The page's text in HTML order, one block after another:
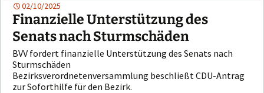
02/10/2025
Finanzielle Unterstützung des
Senats nach Sturmschäden
BVV fordert finanzielle Unterstützung des Senats nach
Sturmschäden
Bezirksverordnetenversammlung beschließt CDU-Antrag
zur Soforthilfe für den Bezirk.